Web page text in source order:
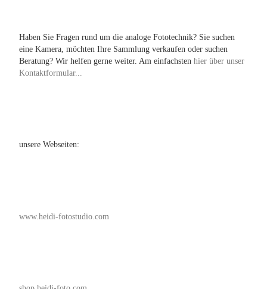
Haben Sie Fragen rund um die analoge Fototechnik? Sie suchen
eine Kamera, möchten Ihre Sammlung verkaufen oder suchen
Beratung? Wir helfen gerne weiter. Am einfachsten hier über unser
Kontaktformular...
unsere Webseiten:
www.heidi-fotostudio.com